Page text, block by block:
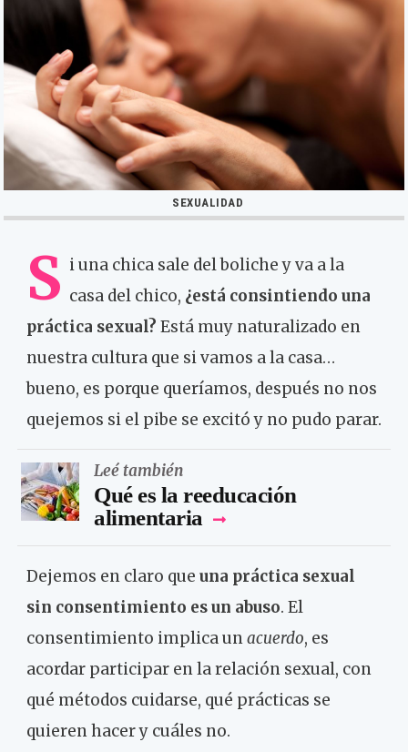
SEXUALIDAD
S i una chica sale del boliche y va a la
casa del chico, ¿está consintiendo una
práctica sexual? Está muy naturalizado en
nuestra cultura que si vamos a la casa…
bueno, es porque queríamos, después no nos
quejemos si el pibe se excitó y no pudo parar.
Leé también
Qué es la reeducación
alimentaria
Dejemos en claro que una práctica sexual
sin consentimiento es un abuso. El
consentimiento implica unacuerdo, es
acordar participar en la relación sexual, con
qué métodos cuidarse, qué prácticas se
quieren hacer y cuáles no.